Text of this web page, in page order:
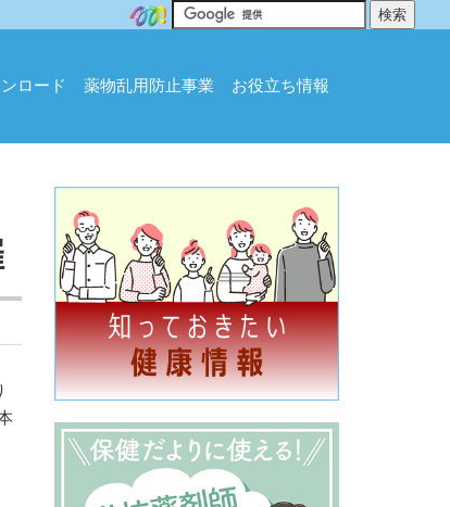
ロード 薬物乱用防止事業 お役立ち情報